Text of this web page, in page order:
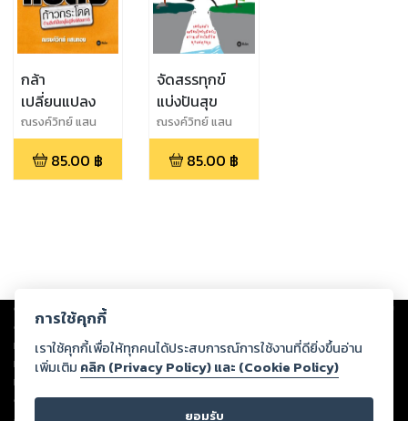
กล้า
เปลี่ยนแปลง
ณรงค์วิทย์ แสน
ทอง
85.00 ฿
จัดสรรทุกข์
แบ่งปันสุข
ณรงค์วิทย์ แสน
ทอง
85.00 ฿
Copyright © 2026
ต่อผลงานหรือเนื้อหาใดที่อัปโหลดผ่านเว็บไซต์และปรากฏว่าละเมิดสิทธิใน
ทรัพย์สินทางปัญญาของบุคคลอื่นหรือขัดต่อกฎหมายและศีลธรรม ดังนั้น ผู้อ่าน
ทุกท่านโปรดใช้วิจารณญาณในการกลั่นกรองด้วยตนเอง และหากท่านพบว่าส่วน
หนึ่งส่วนใดขัดต่อกฎหมายและศีลธรรม กรุณาแจ้งมายังบริษัท เพื่อทีมงานจะได้
ดำเนินการในทันที ทั้งนี้ ทางสตอรี่ล็อกขอสงวนลิขสิทธิ์ตามพระราชบัญญัติ
การใช้คุกกี้
เราใช้คุกกี้เพื่อให้ทุกคนได้ประสบการณ์การใช้งานที่ดียิ่งขึ้นอ่าน
เพิ่มเติม คลิก (Privacy Policy) และ (Cookie Policy)
ยอมรับ